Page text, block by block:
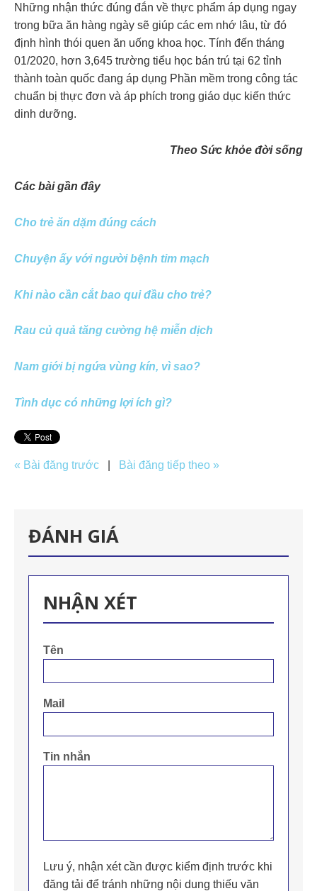
Những nhận thức đúng đắn về thực phẩm áp dụng ngay
trong bữa ăn hàng ngày sẽ giúp các em nhớ lâu, từ đó
định hình thói quen ăn uống khoa học. Tính đến tháng
01/2020, hơn 3,645 trường tiểu học bán trú tại 62 tỉnh
thành toàn quốc đang áp dụng Phần mềm trong công tác
chuẩn bị thực đơn và áp phích trong giáo dục kiến thức
dinh dưỡng.
Theo Sức khỏe đời sống
Các bài gần đây
Cho trẻ ăn dặm đúng cách
Chuyện ấy với người bệnh tim mạch
Khi nào cần cắt bao qui đầu cho trẻ?
Rau củ quả tăng cường hệ miễn dịch
Nam giới bị ngứa vùng kín, vì sao?
Tình dục có những lợi ích gì?
« Bài đăng trước Bài đăng tiếp theo »
ĐÁNH GIÁ
NHẬN XÉT
Tên
Mail
Tin nhắn
Lưu ý, nhận xét cần được kiểm định trước khi
đăng tải để tránh những nội dung thiếu văn